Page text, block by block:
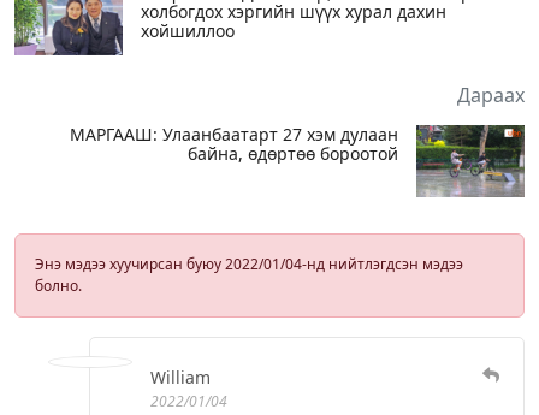
холбогдох хэргийн шүүх хурал дахин
хойшиллоо
Дараах
МАРГААШ: Улаанбаатарт 27 хэм дулаан
байна, өдөртөө бороотой
Энэ мэдээ хуучирсан буюу 2022/01/04-нд нийтлэгдсэн мэдээ
болно.
William
2022/01/04